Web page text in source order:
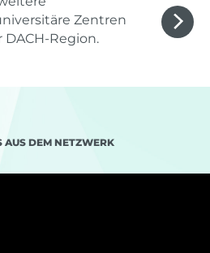
Zentren
DACH‑Region.
AUS DEM NETZWERK